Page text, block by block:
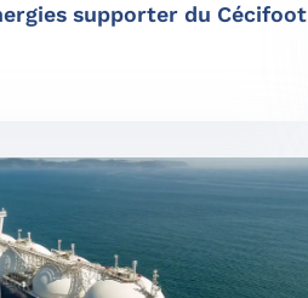
supporter du Cécifoot